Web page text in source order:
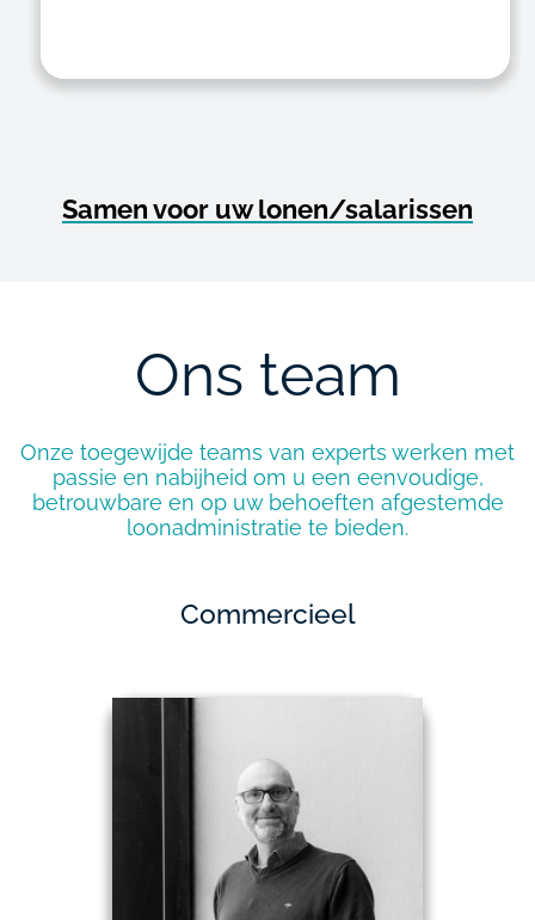
Samen voor uw lonen/salarissen
Ons team
Onze toegewijde teams van experts werken met
passie en nabijheid om u een eenvoudige,
betrouwbare en op uw behoeften afgestemde
loonadministratie te bieden.
Commercieel